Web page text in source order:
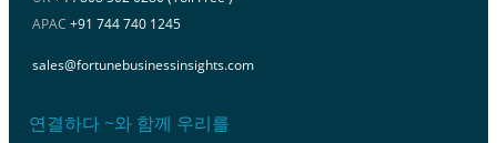
APAC +91 744 740 1245
sales@fortunebusinessinsights.com
연결하다 ~와 함께 우리를